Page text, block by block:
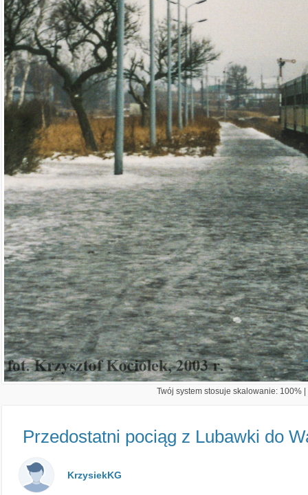
Twój system stosuje skalowanie: 100%
Przedostatni pociąg z Lubawki do
KrzysiekKG